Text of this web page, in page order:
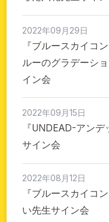
2022年09月29日
『ブルースカイコ
ルーのグラデーシ
イン会
2022年09月15日
『UNDEAD-アン
サイン会
2022年08月12日
『ブルースカイコ
い先生サイン会